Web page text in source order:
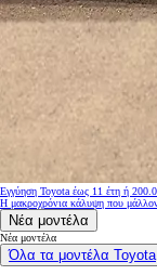
Εγγύηση Toyota έως 11 έτη ή
Η μακροχρόνια κάλυψη που μάλλον
Νέα μοντέλα
Νέα μοντέλα
Όλα τα μοντέλα Toyota